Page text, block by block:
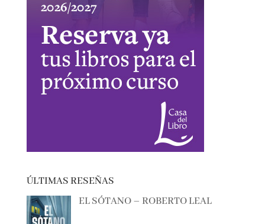
ÚLTIMAS RESEÑAS
EL SÓTANO – ROBERTO LEAL